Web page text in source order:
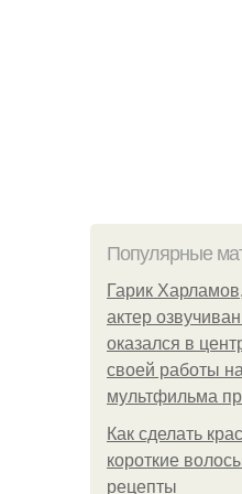
Популярные
Гарик
актер
оказался в
своей работы
мультфильма
Как сделать
короткие
рецепты